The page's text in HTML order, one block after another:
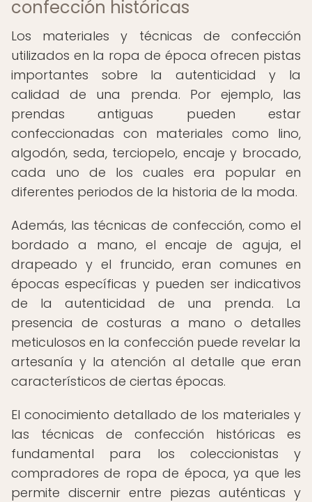
confección históricas
Los materiales y técnicas de confección
utilizados en la ropa de época ofrecen pistas
importantes sobre la autenticidad y la
calidad de una prenda. Por ejemplo, las
prendas antiguas pueden estar
confeccionadas con materiales como lino,
algodón, seda, terciopelo, encaje y brocado,
cada uno de los cuales era popular en
diferentes periodos de la historia de la moda.
Además, las técnicas de confección, como el
bordado a mano, el encaje de aguja, el
drapeado y el fruncido, eran comunes en
épocas específicas y pueden ser indicativos
de la autenticidad de una prenda. La
presencia de costuras a mano o detalles
meticulosos en la confección puede revelar la
artesanía y la atención al detalle que eran
característicos de ciertas épocas.
El conocimiento detallado de los materiales y
las técnicas de confección históricas es
fundamental para los coleccionistas y
compradores de ropa de época, ya que les
permite discernir entre piezas auténticas y